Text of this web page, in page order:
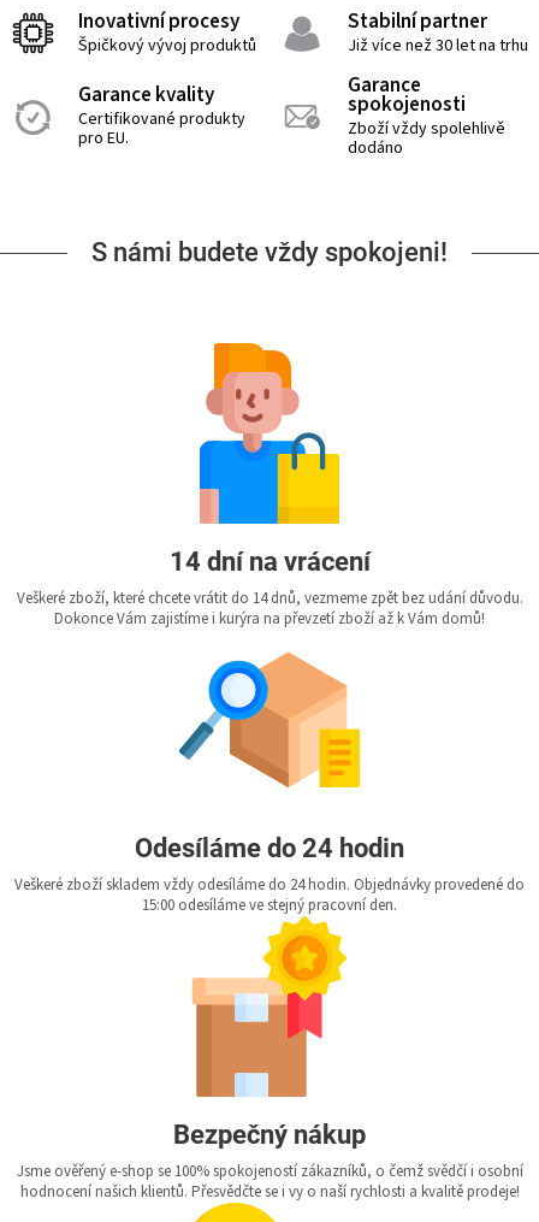
Inovativní procesy
Špičkový vývoj produktů
Stabilní partner
Již více než 30 let na trhu
Garance kvality
Certifikované produkty
pro EU.
Garance
spokojenosti
Zboží vždy spolehlivě
dodáno
S námi budete vždy spokojeni!
14 dní na vrácení
Veškeré zboží, které chcete vrátit do 14 dnů, vezmeme zpět bez udání důvodu.
Dokonce Vám zajistíme i kurýra na převzetí zboží až k Vám domů!
Odesíláme do 24 hodin
Veškeré zboží skladem vždy odesíláme do 24 hodin. Objednávky provedené do
15:00 odesíláme ve stejný pracovní den.
Bezpečný nákup
Jsme ověřený e-shop se 100% spokojeností zákazníků, o čemž svědčí i osobní
hodnocení našich klientů. Přesvědčte se i vy o naší rychlosti a kvalitě prodeje!